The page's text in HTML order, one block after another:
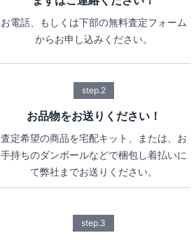
お電話、もしくは下部の無料査定フォーム
からお申し込みください。
step.2
お品物をお送りください！
査定希望の商品を宅配キット、または、お
手持ちのダンボールなどで梱包し着払いに
て弊社までお送りください。
step.3